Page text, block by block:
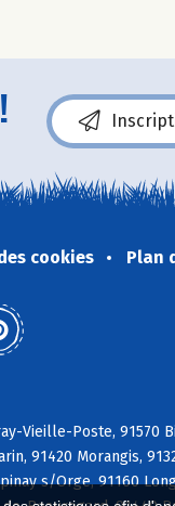
cookies Plan
Vieille-Poste, 91570
91420 Morangis,
s/Orge, 91160